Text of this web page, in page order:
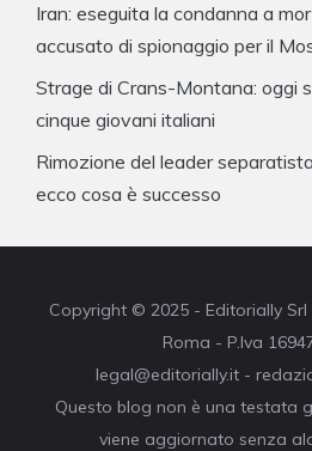
Iran: eseguita la condanna a
accusato di spionaggio per il
Strage di Crans-Montana: oggi
cinque giovani italiani
Rimozione del leader
ecco cosa è successo
Copyright © 2025 - Editorially Srl
Roma - P.Iva
legal@editorially.it -
Questo blog non è una testata
viene aggiornato senza